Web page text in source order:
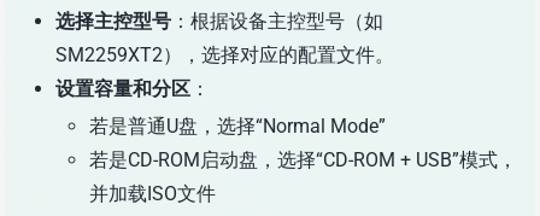
选择主控型号 ：根据设备主控型号（如
SM2259XT2），选择对应的配置文件。
设置容量和分区 ：
若是普通U盘，选择“Normal Mode”
若是CD-ROM启动盘，选择“CD-ROM + USB”模式，
并加载ISO文件